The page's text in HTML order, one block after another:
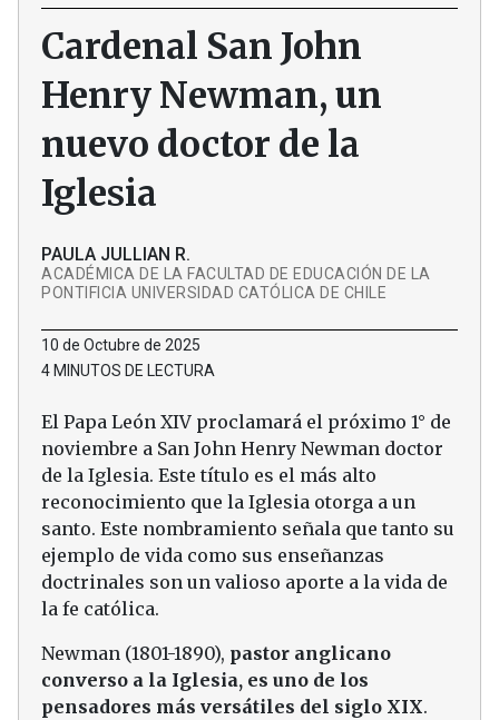
Cardenal San John
Henry Newman, un
nuevo doctor de la
Iglesia
PAULA JULLIAN R.
ACADÉMICA DE LA FACULTAD DE EDUCACIÓN DE LA
PONTIFICIA UNIVERSIDAD CATÓLICA DE CHILE
10 de Octubre de 2025
4 MINUTOS DE LECTURA
El Papa León XIV proclamará el próximo 1° de
noviembre a San John Henry Newman doctor
de la Iglesia. Este título es el más alto
reconocimiento que la Iglesia otorga a un
santo. Este nombramiento señala que tanto su
ejemplo de vida como sus enseñanzas
doctrinales son un valioso aporte a la vida de
la fe católica.
Newman (1801-1890), pastor anglicano
converso a la Iglesia, es uno de los
pensadores más versátiles del siglo XIX.